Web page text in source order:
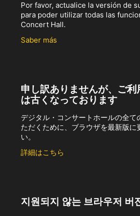
Por favor, actualice la versión de
para poder utilizar todas las
Concert Hall.
Saber más
申し訳ありませんが、ご
は古くなっております
デジタル・コンサートホールの全て
ただくために、ブラウザを最新版に
い。
詳細はこちら
지원되지 않는 브라우저 버